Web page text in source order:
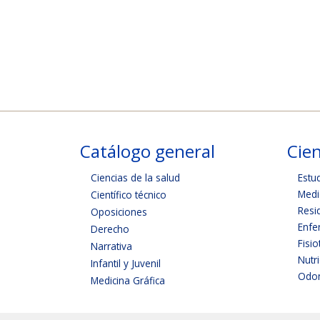
Catálogo general
Ciencias de la salud
Científico técnico
Oposiciones
Derecho
Narrativa
Infantil y Juvenil
Medicina Gráfica